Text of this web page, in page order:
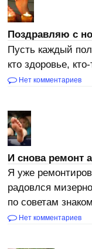
Поздравляю с
Пусть каждый
кто здоровье,
Нет комментариев
И снова ремонт
Я уже
радовлся
по советам
Нет комментариев